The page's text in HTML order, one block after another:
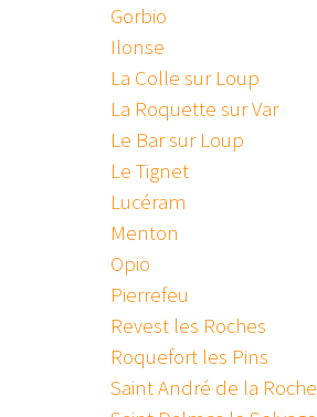
Gorbio
Ilonse
La Colle sur Loup
La Roquette sur Var
Le Bar sur Loup
Le Tignet
Lucéram
Menton
Opio
Pierrefeu
Revest les Roches
Roquefort les Pins
Saint André de la Roche